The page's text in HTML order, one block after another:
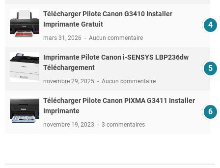
Télécharger Pilote Canon G3410 Installer
Imprimante Gratuit
mars 31, 2026 Aucun commentaire
Imprimante Pilote Canon i-SENSYS LBP236dw
Téléchargement
novembre 29, 2025 Aucun commentaire
Télécharger Pilote Canon PIXMA G3411 Installer
Imprimante
novembre 19, 2023 3 commentaires